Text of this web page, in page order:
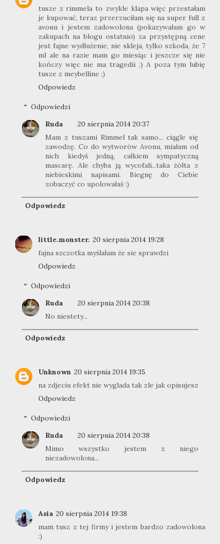
tusze z rimmela to zwykle klapa więc przestałam
je kupować, teraz przerzuciłam się na super full z
avonu i jestem zadowolona (pokazywałam go w
zakupach na blogu ostatnio) za przystępną cene
jest fajne wydłużenie, nie skleja, tylko szkoda, że 7
ml ale na razie mam go miesiąc i jeszcze się nie
kończy więc nie ma tragedii ;) A poza tym lubię
tusze z meybelline ;)
Odpowiedz
Odpowiedzi
Ruda
20 sierpnia 2014 20:37
Mam z tuszami Rimmel tak samo... ciągle się
zawodzę. Co do wytworów Avonu, miałam od
nich kiedyś jedną, całkiem sympatyczną
mascarę. Ale chyba ją wycofali...taka żółta z
niebieskimi napisami. Biegnę do Ciebie
zobaczyć co upolowałaś :)
Odpowiedz
little.monster. 20 sierpnia 2014 19:28
fajna szczotka myślałam że sie sprawdzi
Odpowiedz
Odpowiedzi
Ruda
20 sierpnia 2014 20:38
No niestety...
Odpowiedz
Unknown 20 sierpnia 2014 19:35
na zdjeciu efekt nie wyglada tak zle jak opisujesz
Odpowiedz
Odpowiedzi
Ruda
20 sierpnia 2014 20:38
Mimo wszystko jestem z niego
niezadowolona...
Odpowiedz
Asia 20 sierpnia 2014 19:38
mam tusz z tej firmy i jestem bardzo zadowolona
:)